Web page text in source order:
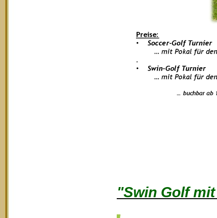
"Swin Golf